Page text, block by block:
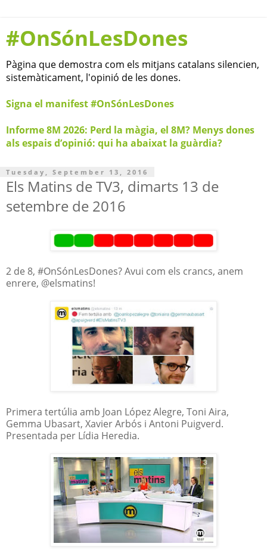
#OnSónLesDones
Pàgina que demostra com els mitjans catalans silencien,
sistemàticament, l'opinió de les dones.
Signa el manifest #OnSónLesDones
Informe 8M 2026: Perd la màgia, el 8M? Menys dones
als espais d’opinió: qui ha abaixat la guàrdia?
Tuesday, September 13, 2016
Els Matins de TV3, dimarts 13 de
setembre de 2016
2 de 8, #OnSónLesDones? Avui com els crancs, anem
enrere, @elsmatins!
Primera tertúlia amb Joan López Alegre, Toni Aira,
Gemma Ubasart, Xavier Arbós i Antoni Puigverd.
Presentada per Lídia Heredia.